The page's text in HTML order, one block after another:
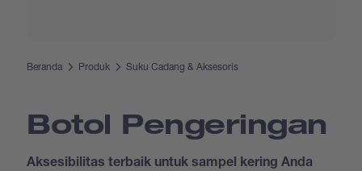
Beranda Produk Suku Cadang & Aksesoris
Botol Pengeringan
Aksesibilitas terbaik untuk sampel kering Anda